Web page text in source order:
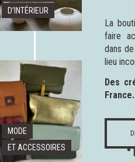
La
faire
dans
lieu
Des
France.
D’INTÉRIEUR
MODE
ET ACCESSOIRES